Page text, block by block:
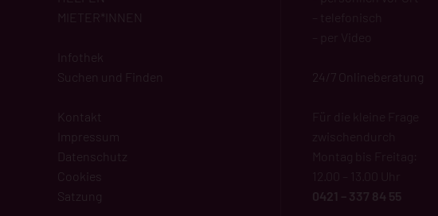
MIETER*INNEN
Infothek
Suchen und Finden
Kontakt
Impressum
Datenschutz
Cookies
Satzung
– per Video
24/7 Onlineberatung
Für die kleine Frage
zwischendurch
Montag bis Freitag:
0421 – 337 84 55